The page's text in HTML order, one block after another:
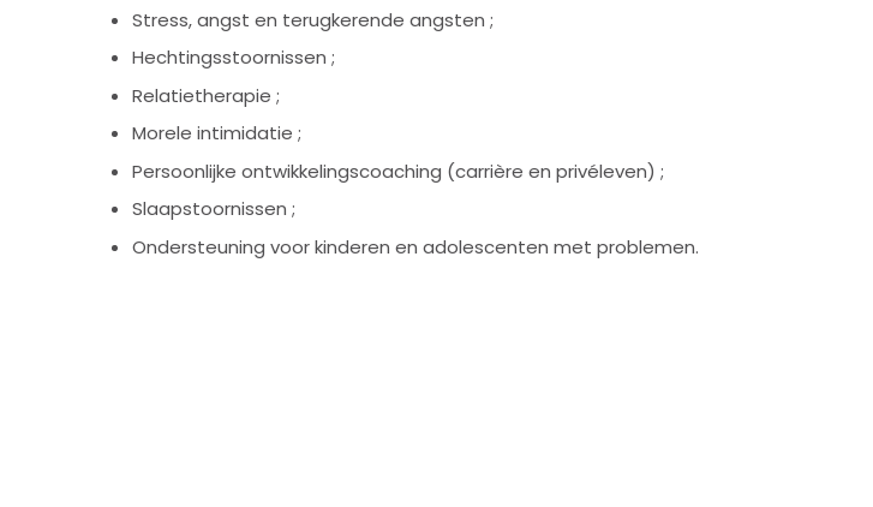
Stress, angst en terugkerende angsten ;
Hechtingsstoornissen ;
Relatietherapie ;
Morele intimidatie ;
Persoonlijke ontwikkelingscoaching (carrière en privéleven) ;
Slaapstoornissen ;
Ondersteuning voor kinderen en adolescenten met problemen.